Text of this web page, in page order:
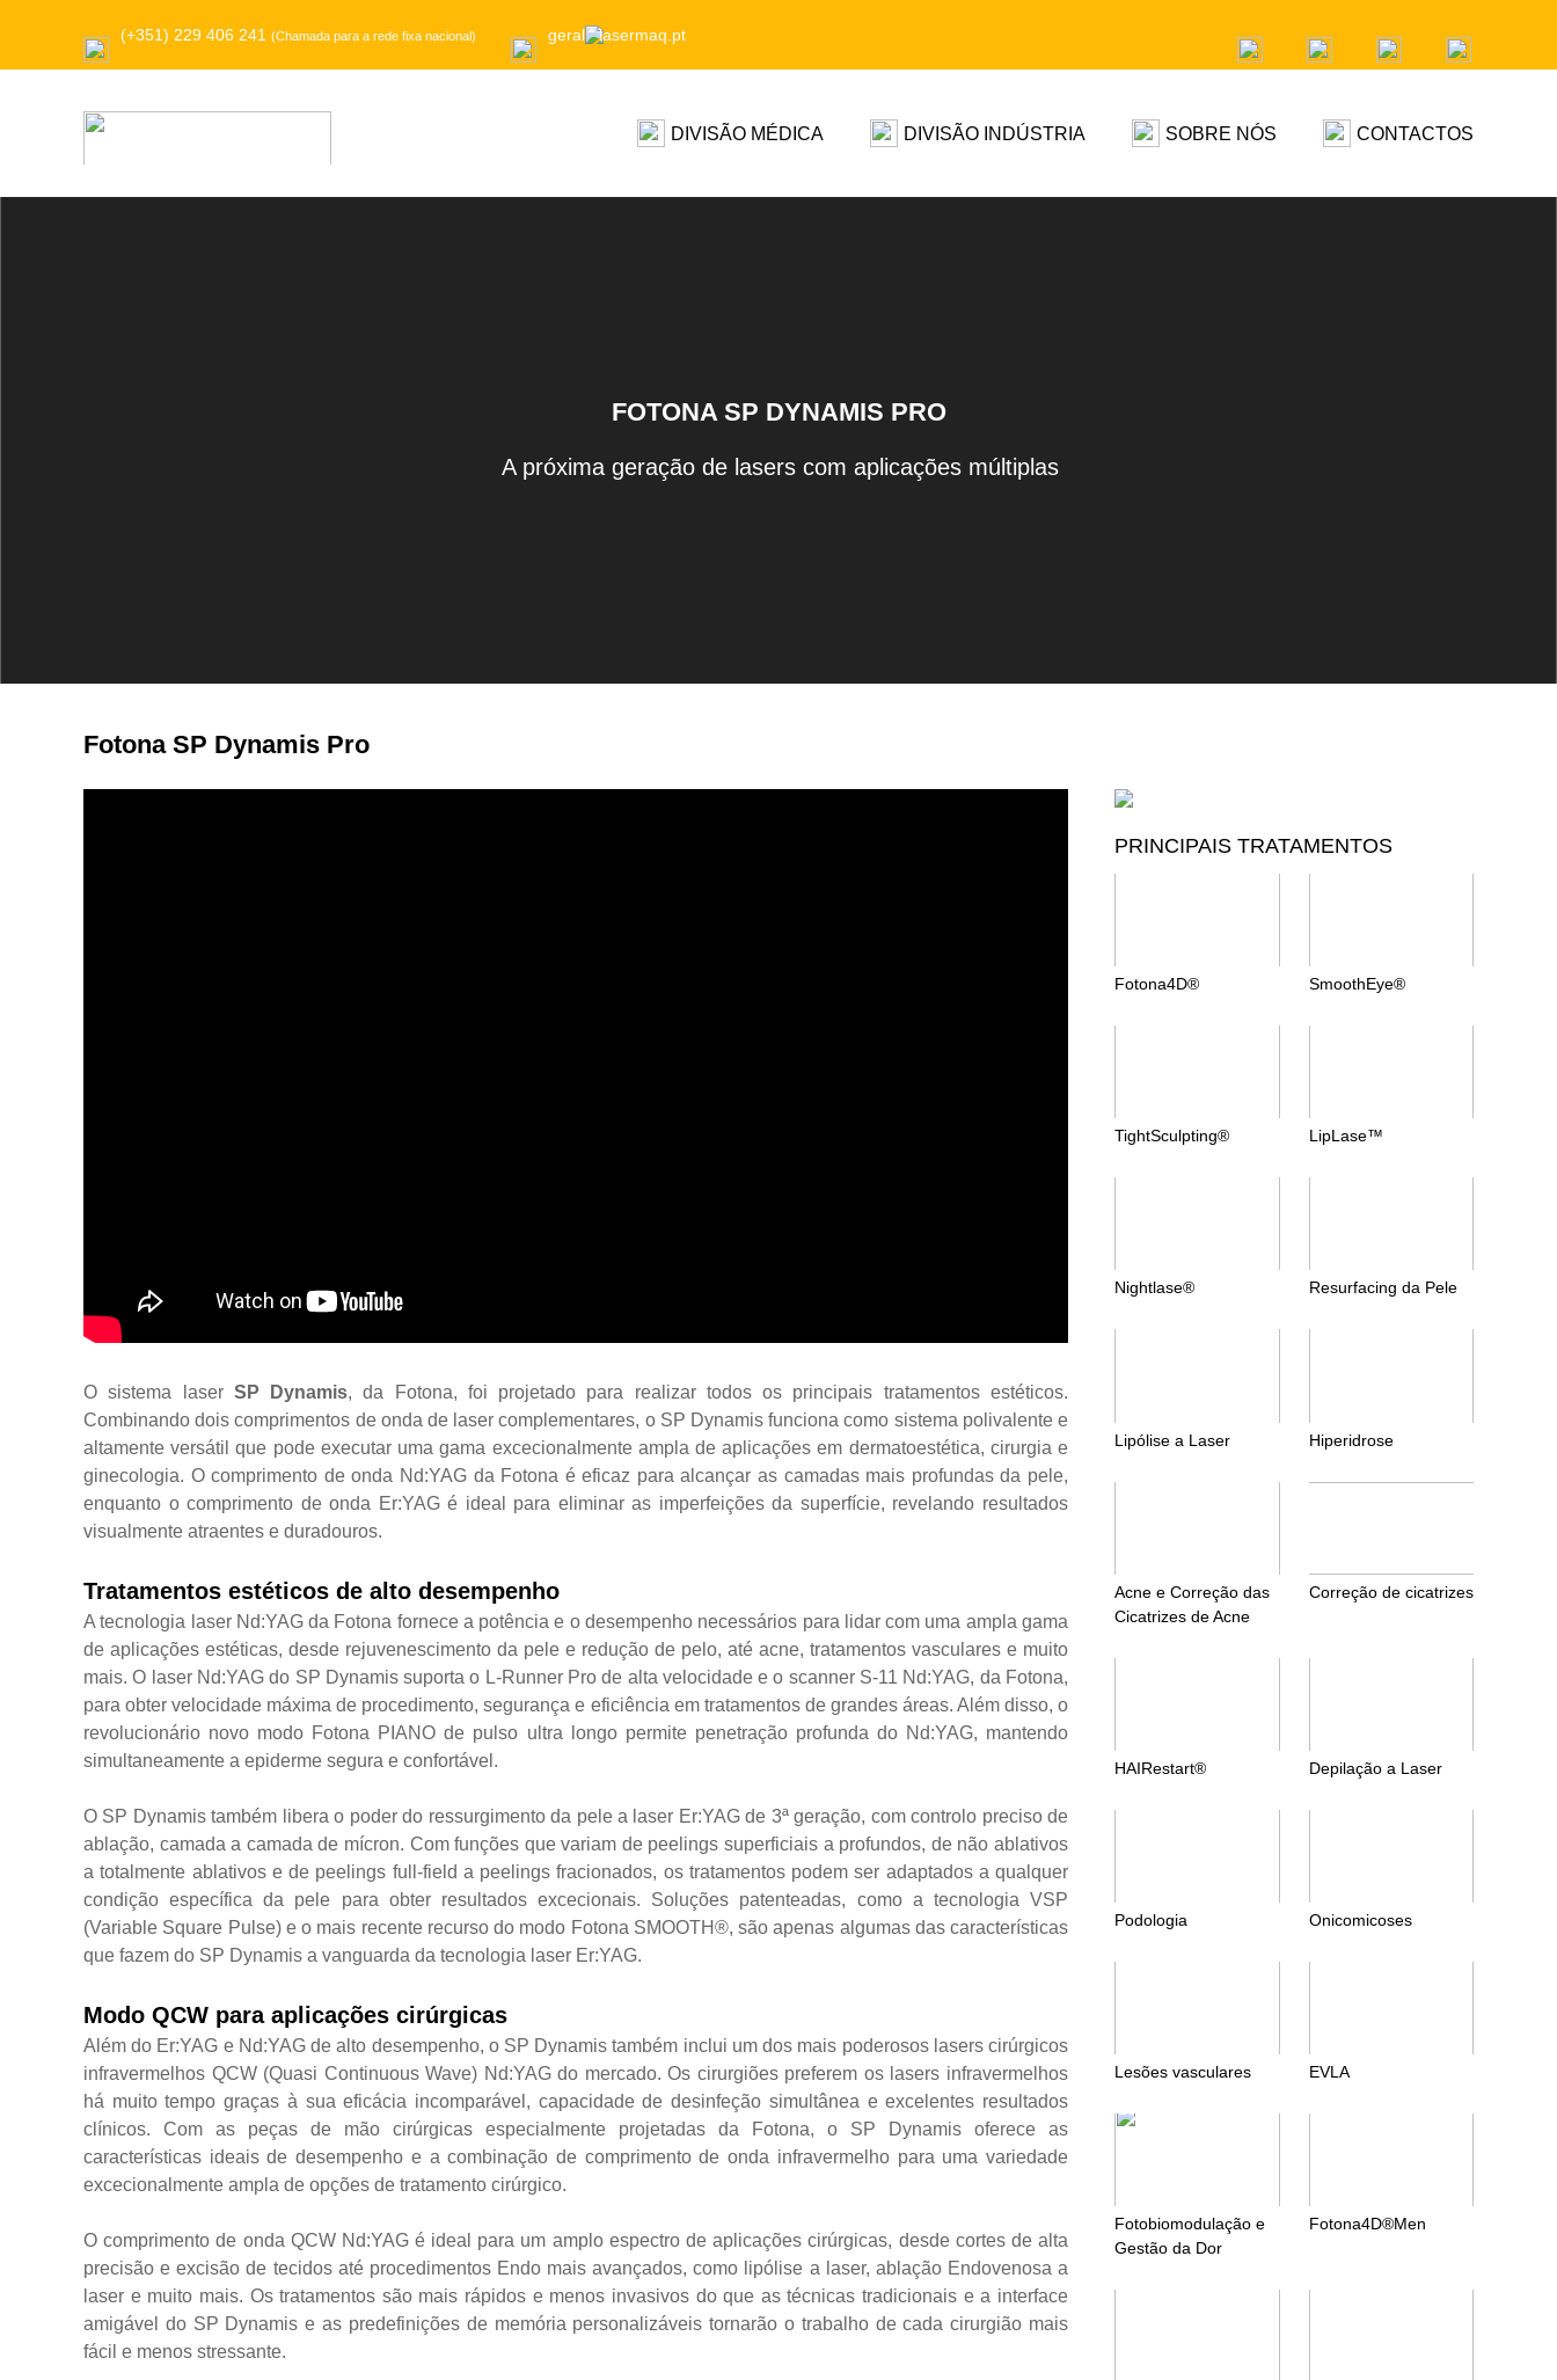
(+351) 229 406 241 (Chamada para a rede fixa nacional) geral lasermaq.pt
DIVISÃO MÉDICA DIVISÃO INDÚSTRIA SOBRE NÓS CONTACTOS
FOTONA SP DYNAMIS PRO
A próxima geração de lasers com aplicações múltiplas
Fotona SP Dynamis Pro
O sistema laser SP Dynamis, da Fotona, foi projetado para realizar todos os principais tratamentos estéticos.
Combinando dois comprimentos de onda de laser complementares, o SP Dynamis funciona como sistema polivalente e
altamente versátil que pode executar uma gama excecionalmente ampla de aplicações em dermatoestética, cirurgia e
ginecologia. O comprimento de onda Nd:YAG da Fotona é eficaz para alcançar as camadas mais profundas da pele,
enquanto o comprimento de onda Er:YAG é ideal para eliminar as imperfeições da superfície, revelando resultados
visualmente atraentes e duradouros.
Tratamentos estéticos de alto desempenho
A tecnologia laser Nd:YAG da Fotona fornece a potência e o desempenho necessários para lidar com uma ampla gama
de aplicações estéticas, desde rejuvenescimento da pele e redução de pelo, até acne, tratamentos vasculares e muito
mais. O laser Nd:YAG do SP Dynamis suporta o L-Runner Pro de alta velocidade e o scanner S-11 Nd:YAG, da Fotona,
para obter velocidade máxima de procedimento, segurança e eficiência em tratamentos de grandes áreas. Além disso, o
revolucionário novo modo Fotona PIANO de pulso ultra longo permite penetração profunda do Nd:YAG, mantendo
simultaneamente a epiderme segura e confortável.
O SP Dynamis também libera o poder do ressurgimento da pele a laser Er:YAG de 3ª geração, com controlo preciso de
ablação, camada a camada de mícron. Com funções que variam de peelings superficiais a profundos, de não ablativos
a totalmente ablativos e de peelings full-field a peelings fracionados, os tratamentos podem ser adaptados a qualquer
condição específica da pele para obter resultados excecionais. Soluções patenteadas, como a tecnologia VSP
(Variable Square Pulse) e o mais recente recurso do modo Fotona SMOOTH®, são apenas algumas das características
que fazem do SP Dynamis a vanguarda da tecnologia laser Er:YAG.
Modo QCW para aplicações cirúrgicas
Além do Er:YAG e Nd:YAG de alto desempenho, o SP Dynamis também inclui um dos mais poderosos lasers cirúrgicos
infravermelhos QCW (Quasi Continuous Wave) Nd:YAG do mercado. Os cirurgiões preferem os lasers infravermelhos
há muito tempo graças à sua eficácia incomparável, capacidade de desinfeção simultânea e excelentes resultados
clínicos. Com as peças de mão cirúrgicas especialmente projetadas da Fotona, o SP Dynamis oferece as
características ideais de desempenho e a combinação de comprimento de onda infravermelho para uma variedade
excecionalmente ampla de opções de tratamento cirúrgico.
O comprimento de onda QCW Nd:YAG é ideal para um amplo espectro de aplicações cirúrgicas, desde cortes de alta
precisão e excisão de tecidos até procedimentos Endo mais avançados, como lipólise a laser, ablação Endovenosa a
laser e muito mais. Os tratamentos são mais rápidos e menos invasivos do que as técnicas tradicionais e a interface
amigável do SP Dynamis e as predefinições de memória personalizáveis ​​tornarão o trabalho de cada cirurgião mais
fácil e menos stressante.
PRINCIPAIS TRATAMENTOS
Fotona4D® SmoothEye®
TightSculpting® LipLase™
Nightlase® Resurfacing da Pele
Lipólise a Laser Hiperidrose
Acne e Correção das
Cicatrizes de Acne
Correção de cicatrizes
HAIRestart® Depilação a Laser
Podologia Onicomicoses
Lesões vasculares EVLA
Fotobiomodulação e
Gestão da Dor
Fotona4D®Men